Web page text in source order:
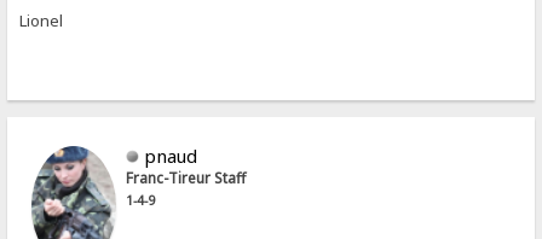
Lionel
pnaud
Franc-Tireur Staff
1-4-9